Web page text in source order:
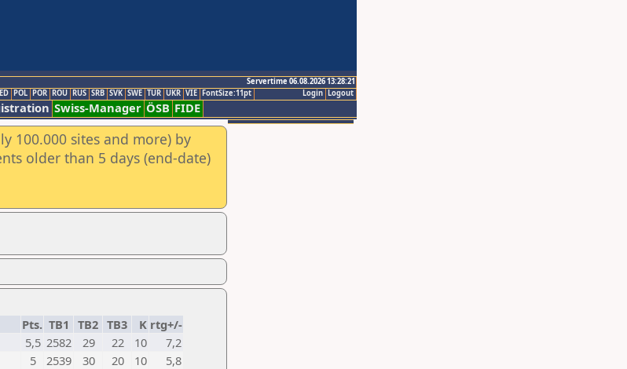
Servertime 06.08.2026 13:28:21
Logout
Login
POL POR ROU RUS SRB SVK SWE TUR UKR VIE FontSize:11pt
Swiss-Manager ÖSB FIDE
100.000 sites and more) by
older than 5 days (end-date)
Pts. TB1 TB2 TB3 K rtg+/-
5,5 2582 29 22 10
7,2
5 2539 30 20 10
5,8